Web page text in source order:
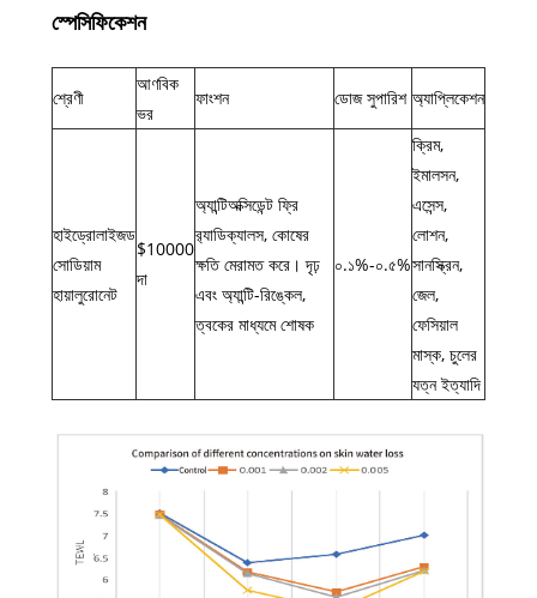
স্পেসিফিকেশন
শ্রেণী
আণবিক
ভর
ফাংশন ডোজ সুপারিশ অ্যাপ্লিকেশন
হাইড্রোলাইজড
সোডিয়াম
হায়ালুরোনেট
$10000
দা
অ্যান্টিঅক্সিডেন্ট ফ্রি
র‌্যাডিক্যালস, কোষের
ক্ষতি মেরামত করে। দৃঢ়
এবং অ্যান্টি-রিঙ্কেল,
ত্বকের মাধ্যমে শোষক
০.১%-০.৫%
ক্রিম,
ইমালসন,
এসেন্স,
লোশন,
সানস্ক্রিন,
জেল,
ফেসিয়াল
মাস্ক, চুলের
যত্ন ইত্যাদি